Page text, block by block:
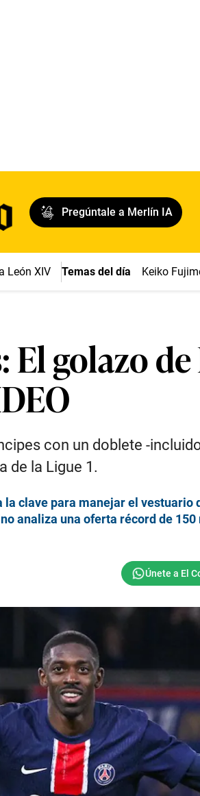
Pregúntale a Merlín IA
León XIV Temas del día Keiko
El golazo
con un doblete -
de la Ligue 1.
clave para manejar el vestuario
analiza una oferta récord de